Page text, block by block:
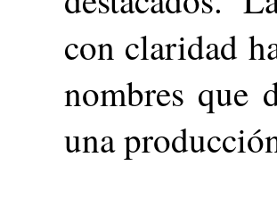
con claridad
nombres que
una